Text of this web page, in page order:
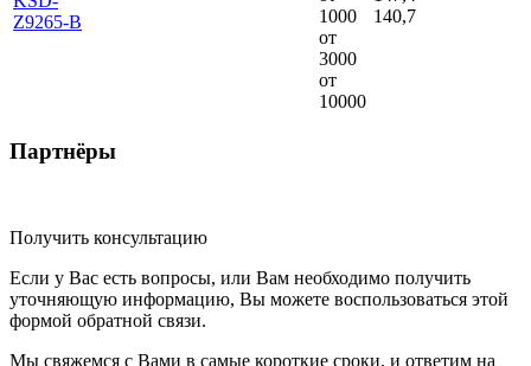
Z9265-B
1000
от
3000
от
10000
140,7
Партнёры
Получить консультацию
Если у Вас есть вопросы, или Вам необходимо получить
уточняющую информацию, Вы можете воспользоваться этой
формой обратной связи.
Мы свяжемся с Вами в самые короткие сроки, и ответим на